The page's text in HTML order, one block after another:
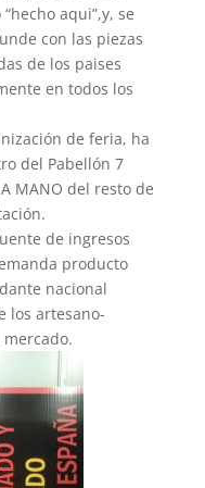
aqui”,y, se
con las piezas
de los paises
en todos los
de feria, ha
del Pabellón 7
MANO del resto de
de ingresos
producto
nacional
los artesano-